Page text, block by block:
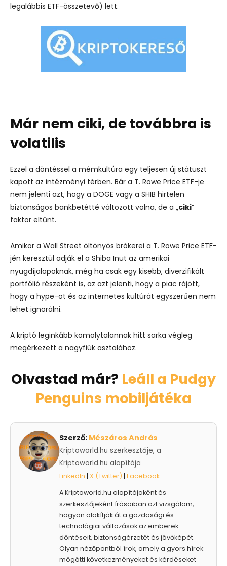
legalábbis ETF-összetevő) lett.
Már nem ciki, de továbbra is
volatilis
Ezzel a döntéssel a mémkultúra egy teljesen új státuszt
kapott az intézményi térben. Bár a T. Rowe Price ETF-je
nem jelenti azt, hogy a DOGE vagy a SHIB hirtelen
biztonságos bankbetétté változott volna, de a „ciki”
faktor eltűnt.
Amikor a Wall Street öltönyös brókerei a T. Rowe Price ETF-
jén keresztül adják el a Shiba Inut az amerikai
nyugdíjalapoknak, még ha csak egy kisebb, diverzifikált
portfólió részeként is, az azt jelenti, hogy a piac rájött,
hogy a hype-ot és az internetes kultúrát egyszerűen nem
lehet ignorálni.
A kriptó leginkább komolytalannak hitt sarka végleg
megérkezett a nagyfiúk asztalához.
Olvastad már? Leáll a Pudgy
Penguins mobiljátéka
Szerző: Mészáros András
Kriptoworld.hu szerkesztője, a
Kriptoworld.hu alapítója
LinkedIn | X (Twitter) | Facebook
A Kriptoworld.hu alapítójaként és
szerkesztőjeként írásaiban azt vizsgálom,
hogyan alakítják át a gazdasági és
technológiai változások az emberek
döntéseit, biztonságérzetét és jövőképét.
Olyan nézőpontból írok, amely a gyors hírek
mögötti következményeket és kérdéseket